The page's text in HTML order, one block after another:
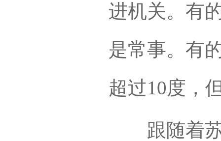
进机关。有
是常事。有
超过10度，
跟随着苏